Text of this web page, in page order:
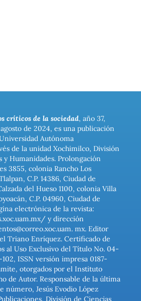
críticos de la sociedad, año 37,
de 2024, es una publicación
Autónoma
de la unidad Xochimilco, División
y Humanidades. Prolongación
3855, colonia Rancho Los
C.P. 14386, Ciudad de
del Hueso 1100, colonia Villa
C.P. 04960, Ciudad de
electrónica de la revista:
y dirección
mx. Editor
Triano Enríquez. Certificado de
al Uso Exclusivo del Título No. 04-
102, ISSN versión impresa 0187-
otorgados por el Instituto
de Autor. Responsable de la última
número, Jesús Evodio López
División de Ciencias